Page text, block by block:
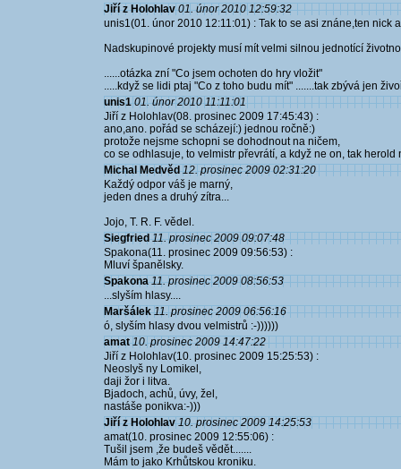
Jiří z Holohlav 01. únor 2010 12:59:32
unis1(01. únor 2010 12:11:01) : Tak to se asi znáne,ten nick
Nadskupinové projekty musí mít velmi silnou jednotící
......otázka zní "Co jsem ochoten do hry vložit"
.....když se lidi ptaj "Co z toho budu mít" .......tak zbývá jen
unis1 01. únor 2010 11:11:01
Jiří z Holohlav(08. prosinec 2009 17:45:43) :
ano,ano. pořád se scházejí:) jednou ročně:)
protože nejsme schopni se dohodnout na ničem,
co se odhlasuje, to velmistr převrátí, a když ne on, tak herold
Michal Medvěd 12. prosinec 2009 02:31:20
Každý odpor váš je marný,
jeden dnes a druhý zítra...
Jojo, T. R. F. vědel.
Siegfried 11. prosinec 2009 09:07:48
Spakona(11. prosinec 2009 09:56:53) :
Mluví španělsky.
Spakona 11. prosinec 2009 08:56:53
...slyším hlasy....
Maršálek 11. prosinec 2009 06:56:16
ó, slyším hlasy dvou velmistrů :-))))))
amat 10. prosinec 2009 14:47:22
Jiří z Holohlav(10. prosinec 2009 15:25:53) :
Neoslyš ny Lomikel,
daji žor i litva.
Bjadoch, achů, úvy, žel,
nastáše ponikva:-)))
Jiří z Holohlav 10. prosinec 2009 14:25:53
amat(10. prosinec 2009 12:55:06) :
Tušil jsem ,že budeš vědět.......
Mám to jako Krhůtskou kroniku.